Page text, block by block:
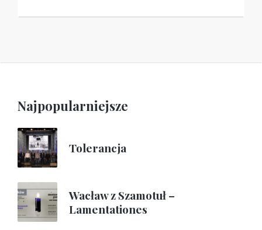
Najpopularniejsze
Tolerancja
Wacław z Szamotuł –
Lamentationes